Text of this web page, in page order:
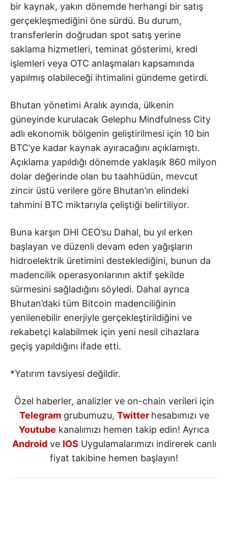
bir kaynak, yakın dönemde herhangi bir satış
gerçekleşmediğini öne sürdü. Bu durum,
transferlerin doğrudan spot satış yerine
saklama hizmetleri, teminat gösterimi, kredi
işlemleri veya OTC anlaşmaları kapsamında
yapılmış olabileceği ihtimalini gündeme getirdi.
Bhutan yönetimi Aralık ayında, ülkenin
güneyinde kurulacak Gelephu Mindfulness City
adlı ekonomik bölgenin geliştirilmesi için 10 bin
BTC’ye kadar kaynak ayıracağını açıklamıştı.
Açıklama yapıldığı dönemde yaklaşık 860 milyon
dolar değerinde olan bu taahhüdün, mevcut
zincir üstü verilere göre Bhutan’ın elindeki
tahmini BTC miktarıyla çeliştiği belirtiliyor.
Buna karşın DHI CEO’su Dahal, bu yıl erken
başlayan ve düzenli devam eden yağışların
hidroelektrik üretimini desteklediğini, bunun da
madencilik operasyonlarının aktif şekilde
sürmesini sağladığını söyledi. Dahal ayrıca
Bhutan’daki tüm Bitcoin madenciliğinin
yenilenebilir enerjiyle gerçekleştirildiğini ve
rekabetçi kalabilmek için yeni nesil cihazlara
geçiş yapıldığını ifade etti.
*Yatırım tavsiyesi değildir.
Özel haberler, analizler ve on-chain verileri için
Telegramgrubumuzu, Twitter hesabımızı ve
Youtube kanalımızı hemen takip edin! Ayrıca
Androidve IOS Uygulamalarımızı indirerek canlı
fiyat takibine hemen başlayın!